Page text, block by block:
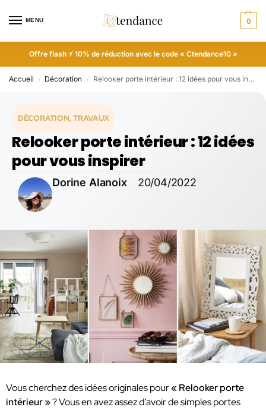
MENU 0
Offre flash ⚡ 10% de réduction avec le code « Ctendance10 »
Accueil / Décoration / Relooker porte intérieur : 12 idées pour vous inspirer
DÉCORATION,TRAVAUX
Relooker porte intérieur : 12 idées
pour vous inspirer
Dorine Alanoix 20/04/2022
Vous cherchez des idées originales pour« Relooker porte
intérieur »? Vous en avez assez d’avoir de simples portes